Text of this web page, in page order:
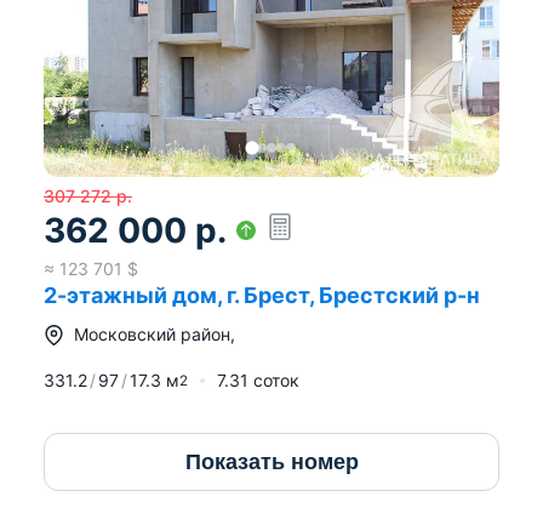
307 272 р.
362 000 р.
≈ 123 701 $
2-этажный дом, г. Брест, Брестский р-н
Московский район,
331.2 97 17.3 м2 7.31 соток
Показать номер